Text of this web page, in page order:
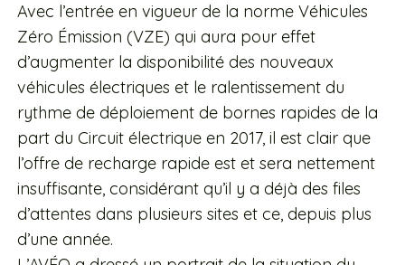
Avec l’entrée en vigueur de la norme Véhicules
Zéro Émission (VZE) qui aura pour effet
d’augmenter la disponibilité des nouveaux
véhicules électriques et le ralentissement du
rythme de déploiement de bornes rapides de la
part du Circuit électrique en 2017, il est clair que
l’offre de recharge rapide est et sera nettement
insuffisante, considérant qu’il y a déjà des files
d’attentes dans plusieurs sites et ce, depuis plus
d’une année.